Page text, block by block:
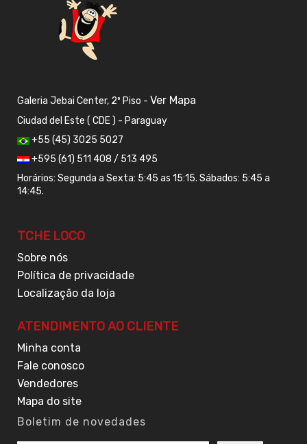
Galeria Jebai Center, 2º Piso - Ver Mapa
Ciudad del Este ( CDE ) - Paraguay
+55 (45) 3025 5027
+595 (61) 511 408 / 513 495
Horários: Segunda a Sexta: 5:45 as 15:15. Sábados: 5:45 a
14:45.
TCHE LOCO
Sobre nós
Política de privacidade
Localização da loja
ATENDIMENTO AO CLIENTE
Minha conta
Fale conosco
Vendedores
Mapa do site
Boletim de novedades